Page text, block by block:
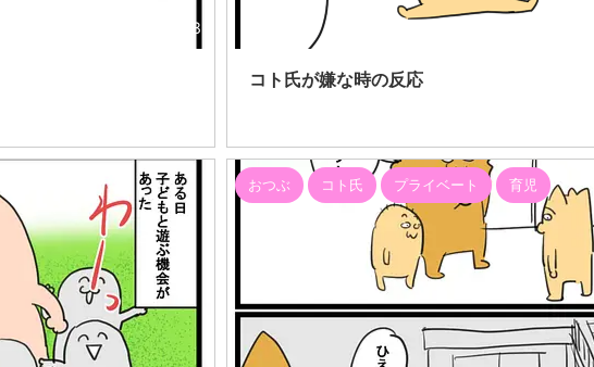
2026/7/8
コト氏が嫌な時の反応
おつぶ コト氏 プライベート 育児